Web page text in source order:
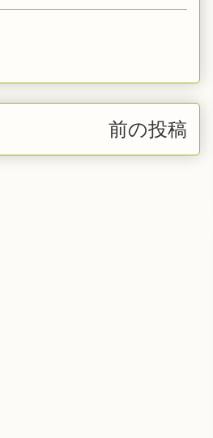
前の投稿